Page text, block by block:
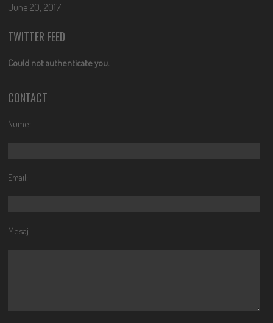
June 20, 2017
TWITTER FEED
Could not authenticate you.
CONTACT
Nume:
Email:
Mesaj: